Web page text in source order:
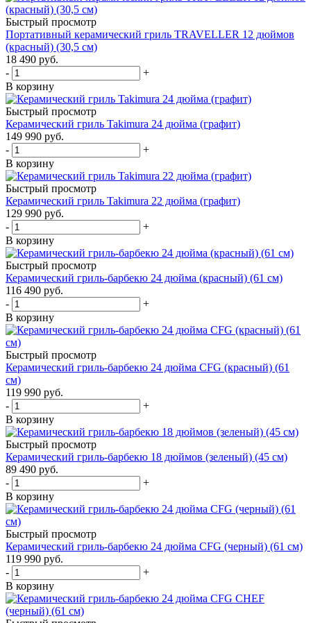
Быстрый просмотр
Портативный керамический гриль TRAVELLER 12 дюймов
(красный) (30,5 см)
18 490 руб.
-
+
В корзину
Быстрый просмотр
Керамический гриль Takimura 24 дюйма (графит)
149 990 руб.
-
+
В корзину
Быстрый просмотр
Керамический гриль Takimura 22 дюйма (графит)
129 990 руб.
-
+
В корзину
Быстрый просмотр
Керамический гриль-барбекю 24 дюйма (красный) (61 см)
116 490 руб.
-
+
В корзину
Быстрый просмотр
Керамический гриль-барбекю 24 дюйма CFG (красный) (61
см)
119 990 руб.
-
+
В корзину
Быстрый просмотр
Керамический гриль-барбекю 18 дюймов (зеленый) (45 см)
89 490 руб.
-
+
В корзину
Быстрый просмотр
Керамический гриль-барбекю 24 дюйма CFG (черный) (61 см)
119 990 руб.
-
+
В корзину